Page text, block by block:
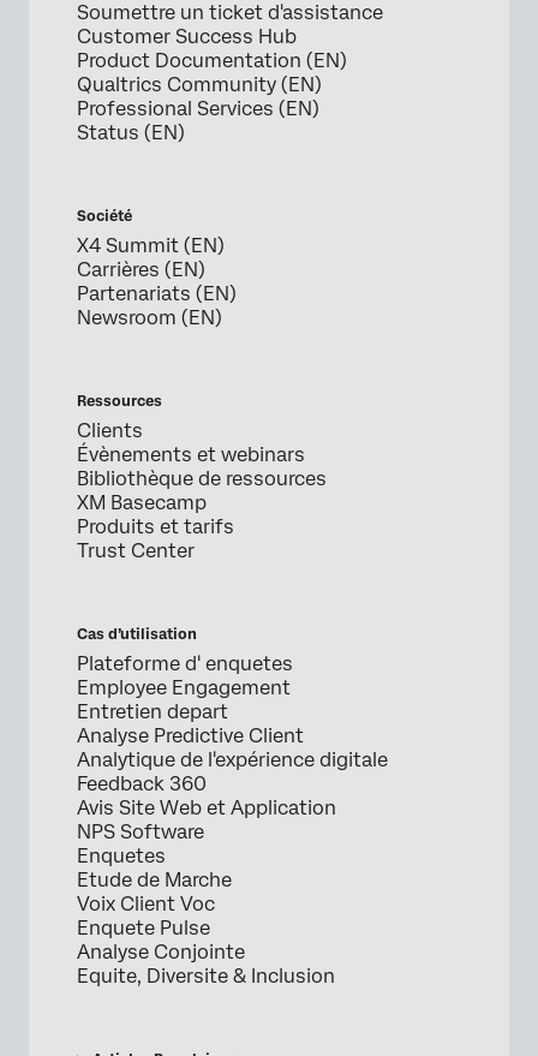
Soumettre un ticket d'assistance
Customer Success Hub
Product Documentation (EN)
Qualtrics Community (EN)
Professional Services (EN)
Status (EN)
Société
X4 Summit (EN)
Carrières (EN)
Partenariats (EN)
Newsroom (EN)
Ressources
Clients
Évènements et webinars
Bibliothèque de ressources
XM Basecamp
Produits et tarifs
Trust Center
Cas d’utilisation
Plateforme d' enquetes
Employee Engagement
Entretien depart
Analyse Predictive Client
Analytique de l'expérience digitale
Feedback 360
Avis Site Web et Application
NPS Software
Enquetes
Etude de Marche
Voix Client Voc
Enquete Pulse
Analyse Conjointe
Equite, Diversite & Inclusion